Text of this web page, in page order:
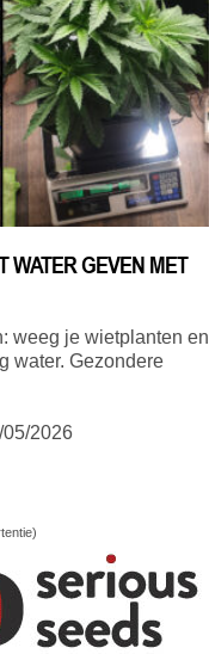
WATER GEVEN MET
weeg je wietplanten en
water. Gezondere
05/2026